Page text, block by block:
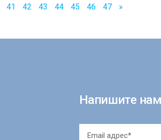
41 42 43 44 45 46 47 »
Напишите